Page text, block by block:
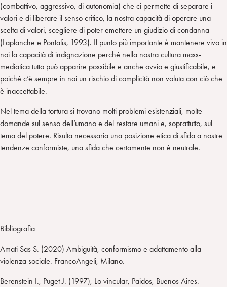
(combattivo, aggressivo, di autonomia) che ci permette di separare i
valori e di liberare il senso critico, la nostra capacità di operare una
scelta di valori, scegliere di poter emettere un giudizio di condanna
(Laplanche e Pontalis, 1993). Il punto più importante è mantenere vivo in
noi la capacità di indignazione perché nella nostra cultura mass-
mediatica tutto può apparire possibile e anche ovvio e giustificabile, e
poiché c’è sempre in noi un rischio di complicità non voluta con ciò che
è inaccettabile.
Nel tema della tortura si trovano molti problemi esistenziali, molte
domande sul senso dell’umano e del restare umani e, soprattutto, sul
tema del potere. Risulta necessaria una posizione etica di sfida a nostre
tendenze conformiste, una sfida che certamente non è neutrale.
Bibliografia
Amati Sas S. (2020) Ambiguità, conformismo e adattamento alla
violenza sociale. FrancoAngeli, Milano.
Berenstein I., Puget J. (1997), Lo vincular, Paidos, Buenos Aires.